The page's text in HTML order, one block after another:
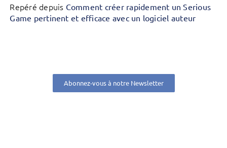
Repéré depuis Comment créer rapidement un Serious
Game pertinent et efficace avec un logiciel auteur
Abonnez-vous à notre Newsletter